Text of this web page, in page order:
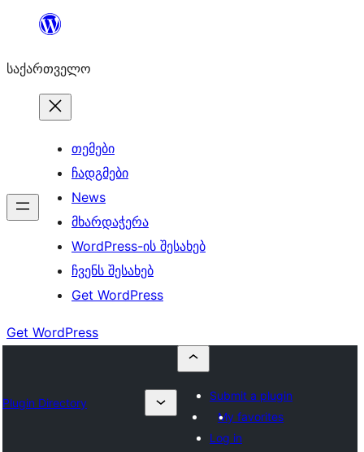
შიგთავსზე
საქართველო
თემები
ჩადგმები
News
მხარდაჭერა
WordPress-ის შესახებ
ჩვენს შესახებ
Get WordPress
Get WordPress
Plugin Directory
Submit a plugin
My favorites
Log in